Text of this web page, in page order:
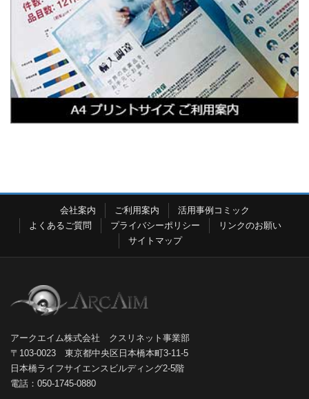
会社案内 ご利用案内
活用事例コミック
よくあるご質問
プライバシーポリシー
リンクのお願い
サイトマップ
アークエイム株式会社 クスリネット事業部
〒103-0023 東京都中央区日本橋本町3-11-5
日本橋ライフサイエンスビルディング2-5階
電話：050-1745-0880